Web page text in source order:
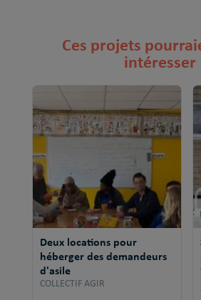
Ces projets
intéresser
Deux locations pour
héberger des demandeurs
d'asile
COLLECTIF AGIR